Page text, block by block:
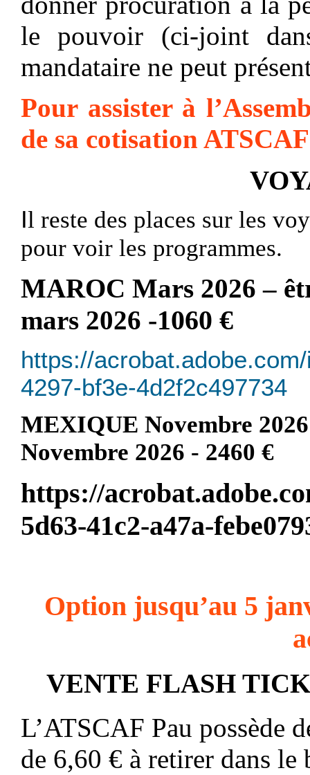
le pouvoir (ci-joint
mandataire ne peut
Pour assister à
de sa cotisation
Il reste des places sur les
pour voir les programmes.
MAROC Mars 2026 –
mars 2026 -1060 €
https://
4297-bf3e-4d2f2c497734
MEXIQUE Novembre
Novembre 2026 - 2460 €
https://
5d63-41c2-a47a-
Option jusqu’au 5
VENTE FLASH
L’ATSCAF Pau possède
de 6,60 € à retirer dans le